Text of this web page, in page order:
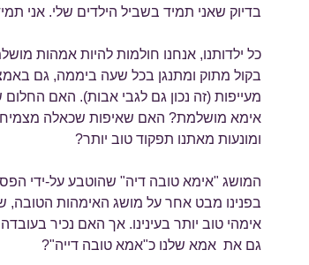
בדיוק שאני תמיד בשביל הילדים שלי. אני
כל ילדותנו, אנחנו חולמות להיות אמהות
בקול מתוק ומתנגן בכל שעה ביממה, גם
מעייפות (זה נכון גם לגבי אבות). האם
אימא מושלמת? האם שאיפות שכאלה מצמיחות
ומונעות מאתנו תפקוד טוב יותר?
המושג "אימא טובה דיה" שהוטבע על-ידי
בפנינו מבט אחר על מושג האימהות הטובה,
אימהי טוב יותר בעינינו. אך האם נכיר
גם את אמא שלנו כ"אמא טובה דייה"?